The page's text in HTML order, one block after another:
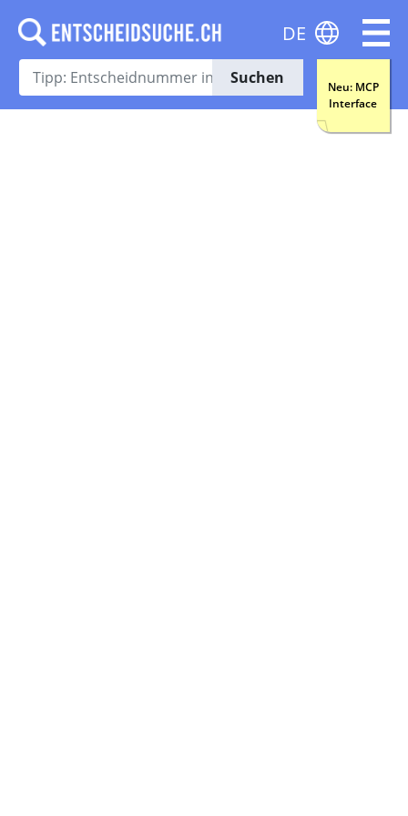
Suchen
Neu: MCP
Interface
DE